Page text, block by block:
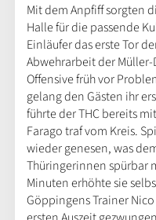
Mit dem Anpfiff sorgten
Halle für die passende
Einläufer das erste Tor
Abwehrarbeit der
Offensive früh vor
gelang den Gästen ihr
führte der THC bereits
Farago traf vom Kreis.
wieder genesen, was
Thüringerinnen spürbar
Minuten erhöhte sie
Göppingens Trainer